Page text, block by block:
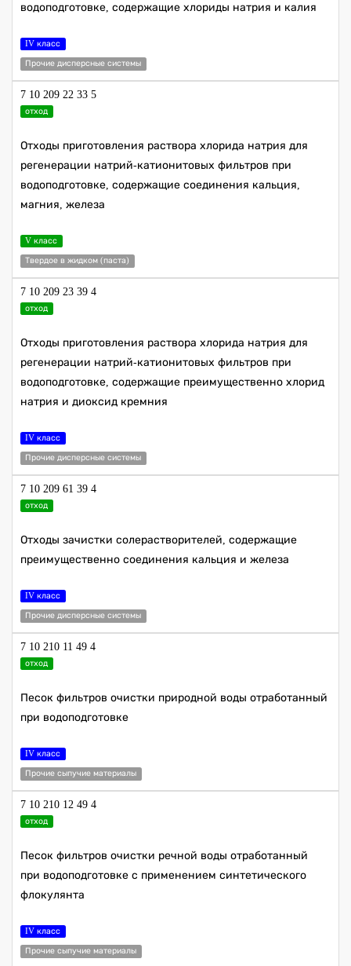
водоподготовке, содержащие хлориды натрия и калия
IV класс
Прочие дисперсные системы
7 10 209 22 33 5
отход
Отходы приготовления раствора хлорида натрия для
регенерации натрий-катионитовых фильтров при
водоподготовке, содержащие соединения кальция,
магния, железа
V класс
Твердое в жидком (паста)
7 10 209 23 39 4
отход
Отходы приготовления раствора хлорида натрия для
регенерации натрий-катионитовых фильтров при
водоподготовке, содержащие преимущественно хлорид
натрия и диоксид кремния
IV класс
Прочие дисперсные системы
7 10 209 61 39 4
отход
Отходы зачистки солерастворителей, содержащие
преимущественно соединения кальция и железа
IV класс
Прочие дисперсные системы
7 10 210 11 49 4
отход
Песок фильтров очистки природной воды отработанный
при водоподготовке
IV класс
Прочие сыпучие материалы
7 10 210 12 49 4
отход
Песок фильтров очистки речной воды отработанный
при водоподготовке с применением синтетического
флокулянта
IV класс
Прочие сыпучие материалы